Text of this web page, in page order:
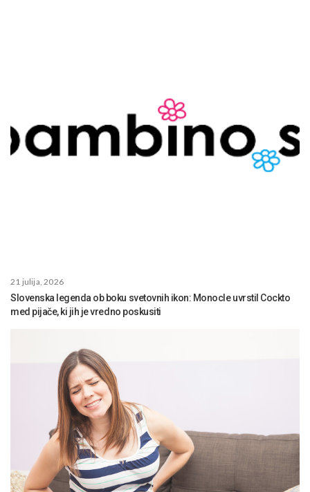
21 julija, 2026
Slovenska legenda ob boku svetovnih ikon: Monocle uvrstil Cockto
med pijače, ki jih je vredno poskusiti